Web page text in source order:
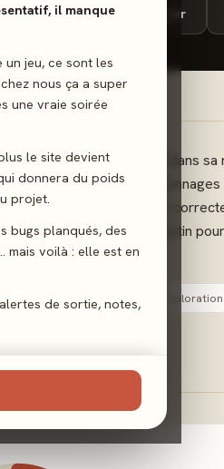
il manque
un jeu, ce sont les
nous ça a super
une vraie soirée
le site devient
donnera du poids
projet.
bugs planqués, des
mais voilà : elle est en
de sortie, notes,
joué Envie de jouer
de l'Anneau dans sa
! Incarnez un des personnages
les défis, gérez
la Montagne du Destin
Cartes Dés Exploration